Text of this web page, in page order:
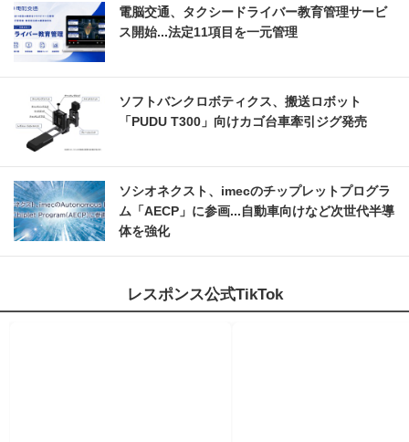
電脳交通、タクシードライバー教育管理サービ
ス開始...法定11項目を一元管理
ソフトバンクロボティクス、搬送ロボット
「PUDU T300」向けカゴ台車牽引ジグ発売
ソシオネクスト、imecのチップレットプログラ
ム「AECP」に参画...自動車向けなど次世代半導
体を強化
レスポンス公式TikTok